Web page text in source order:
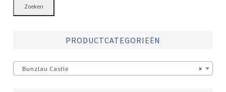
Zoeken
PRODUCTCATEGORIEËN
×
Bunzlau Castle